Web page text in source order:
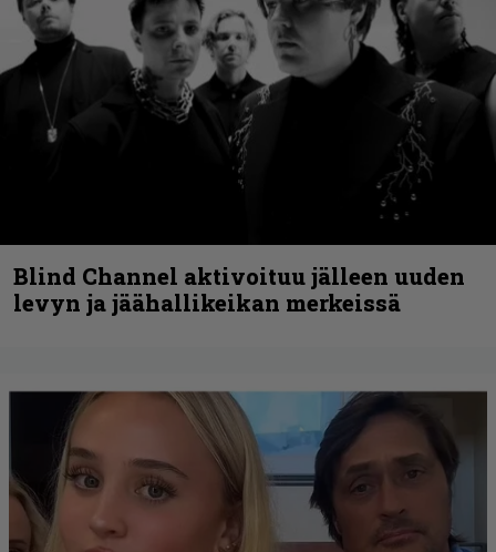
Blind Channel aktivoituu jälleen uuden
levyn ja jäähallikeikan merkeissä